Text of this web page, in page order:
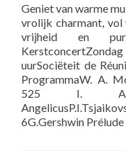
Geniet van warme
vrolijk charmant, vol
vrijheid en
uurSociëteit de
ProgrammaW. A.
525 I.
6G.Gershwin